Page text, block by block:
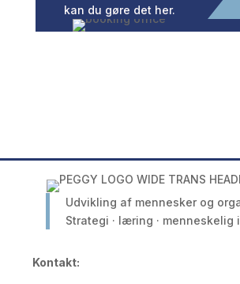
kan du gøre det her.
Udvikling af mennesker og
Strategi · læring · menneskelig
Kontakt: